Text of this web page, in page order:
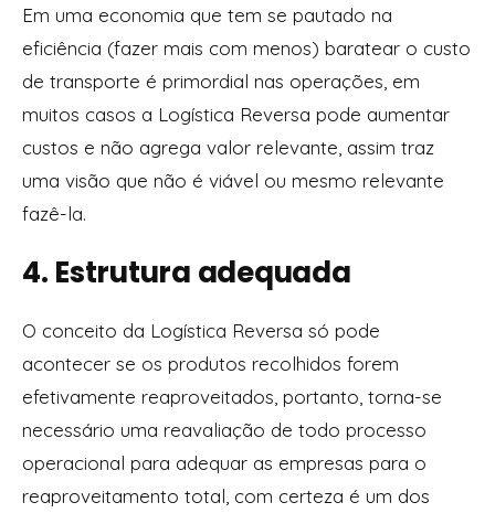
Em uma economia que tem se pautado na
eficiência (fazer mais com menos) baratear o custo
de transporte é primordial nas operações, em
muitos casos a Logística Reversa pode aumentar
custos e não agrega valor relevante, assim traz
uma visão que não é viável ou mesmo relevante
fazê-la.
4. Estrutura adequada
O conceito da Logística Reversa só pode
acontecer se os produtos recolhidos forem
efetivamente reaproveitados, portanto, torna-se
necessário uma reavaliação de todo processo
operacional para adequar as empresas para o
reaproveitamento total, com certeza é um dos